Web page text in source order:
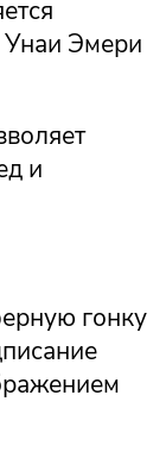
Эмери
и
гонку